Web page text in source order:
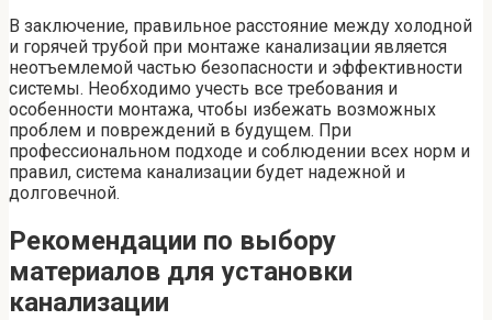
В заключение, правильное расстояние между холодной
и горячей трубой при монтаже канализации является
неотъемлемой частью безопасности и эффективности
системы. Необходимо учесть все требования и
особенности монтажа, чтобы избежать возможных
проблем и повреждений в будущем. При
профессиональном подходе и соблюдении всех норм и
правил, система канализации будет надежной и
долговечной.
Рекомендации по выбору
материалов для установки
канализации